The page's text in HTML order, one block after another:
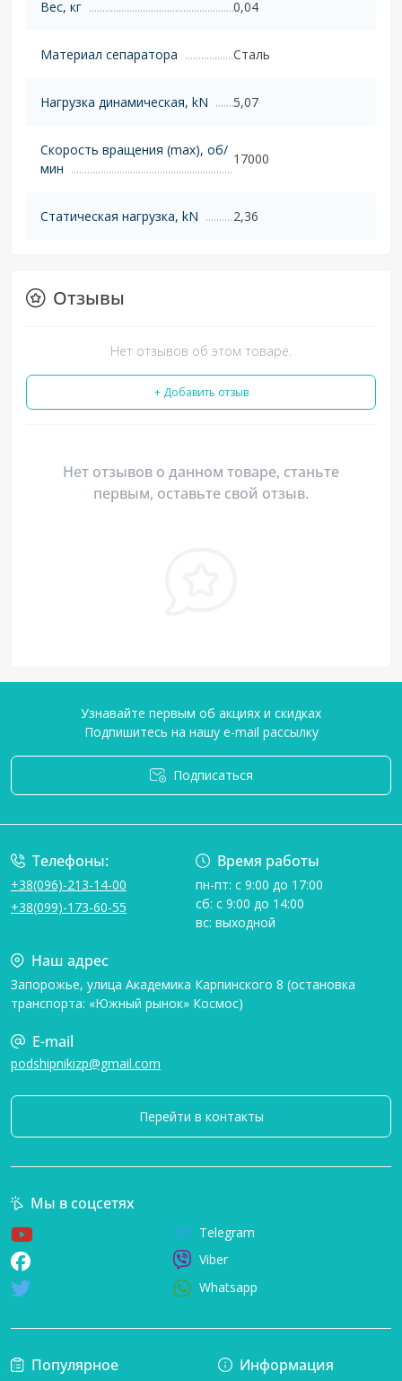
Вес, кг 0,04
Материал сепаратора Сталь
Нагрузка динамическая, kN 5,07
Скорость вращения (max), об/
мин
17000
Статическая нагрузка, kN 2,36
Отзывы
Нет отзывов об этом товаре.
+ Добавить отзыв
Нет отзывов о данном товаре, станьте
первым, оставьте свой отзыв.
Узнавайте первым об акциях и скидках
Подпишитесь на нашу e-mail рассылку
Подписаться
Телефоны:
+38(096)-213-14-00
+38(099)-173-60-55
Время работы
пн-пт: с 9:00 до 17:00
сб: с 9:00 до 14:00
вс: выходной
Наш адрес
Запорожье, улица Академика Карпинского 8 (остановка
транспорта: «Южный рынок» Космос)
E-mail
podshipnikizp@gmail.com
Перейти в контакты
Популярное Информация
Мы в соцсетях
Telegram
Viber
Whatsapp